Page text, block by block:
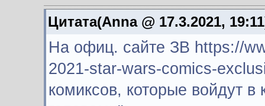
Цитата(Anna @ 17.3.2021,
На офиц. сайте ЗВ https://
2021-star-wars-comics-
комиксов, которые войдут в